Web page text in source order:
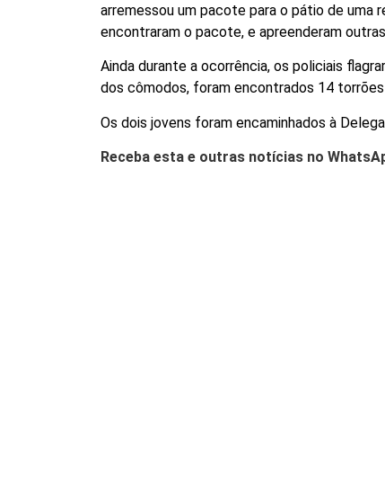
arremessou um pacote para o pátio de uma
encontraram o pacote, e apreenderam
Ainda durante a ocorrência, os policiais
dos cômodos, foram encontrados 14
Os dois jovens foram encaminhados à
Receba esta e outras notícias no